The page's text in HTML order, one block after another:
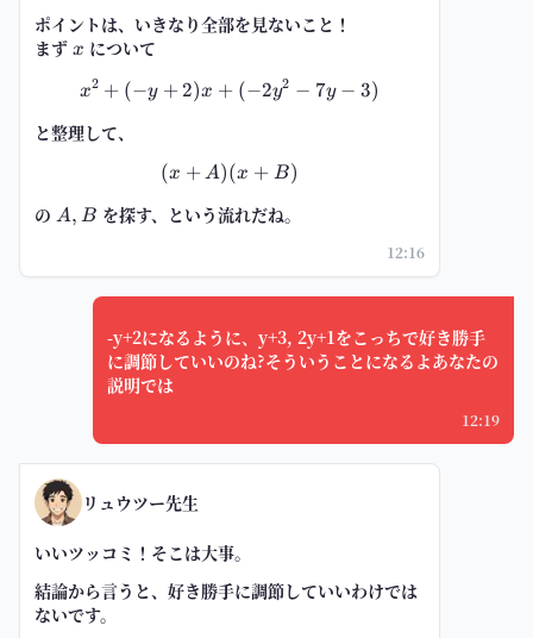
ポイントは、いきなり全部を見ないこと！
まず x
x について
x^2+(-y+2)x+(-2y^2-7y-3)
x2 + (−y +2)x + (−2y2 − 7y − 3)
と整理して、
(x+A)(x+B)
(x + A)(x + B)
の A,B
A, B を探す、という流れだね。
12:16
-y+2になるように、y+3, 2y+1をこっちで好き勝手
に調節していいのね?そういうことになるよあなたの
説明では
12:19
リュウツー先生
いいツッコミ！そこは大事。
結論から言うと、 好き勝手に調節していいわけでは
ないです。